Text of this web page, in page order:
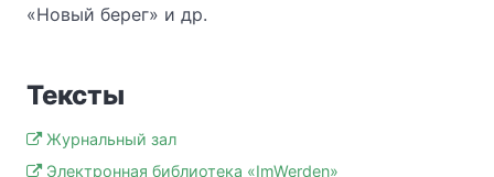
«Новый берег» и др.
Тексты
Журнальный зал
Электронная библиотека «ImWerden»